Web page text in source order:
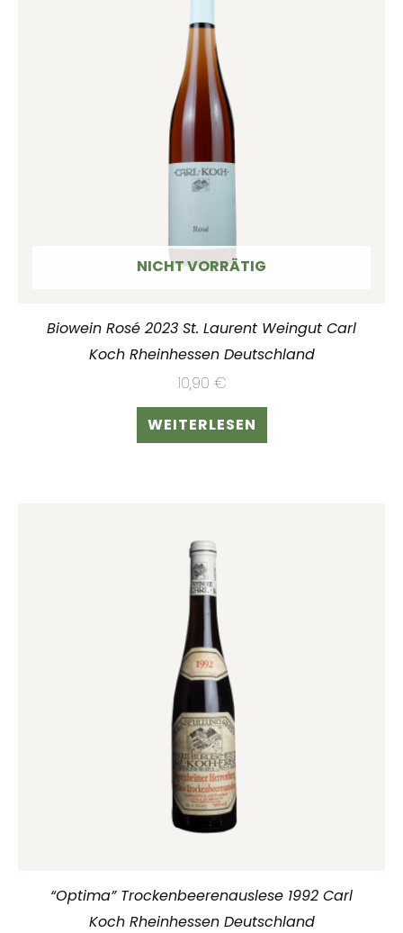
NICHT VORRÄTIG
Biowein Rosé 2023 St. Laurent Weingut Carl
Koch Rheinhessen Deutschland
10,90 €
WEITERLESEN
“Optima” Trockenbeerenauslese 1992 Carl
Koch Rheinhessen Deutschland